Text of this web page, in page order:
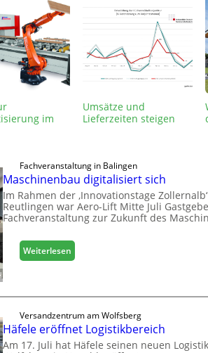
im
Umsätze und
Lieferzeiten steigen
Fachveranstaltung in Balingen
Maschinenbau digitalisiert sich
Im Rahmen der ‚Innovationstage
Reutlingen war Aero-Lift Mitte Juli
Fachveranstaltung zur Zukunft des
Weiterlesen:
M
h
i
n
Versandzentrum am Wolfsberg
Häfele eröffnet Logistikbereich
Am 17. Juli hat Häfele seinen neuen